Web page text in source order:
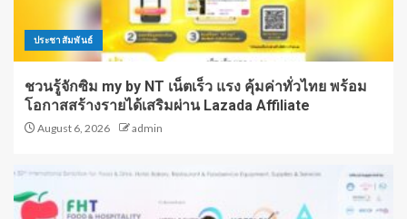
ประชาสัมพันธ์
ชวนรู้จักซิม my by NT เน็ตเร็ว แรง คุ้มค่าทั่วไทย พร้อม
โอกาสสร้างรายได้เสริมผ่าน Lazada Affiliate
August 6, 2026 admin